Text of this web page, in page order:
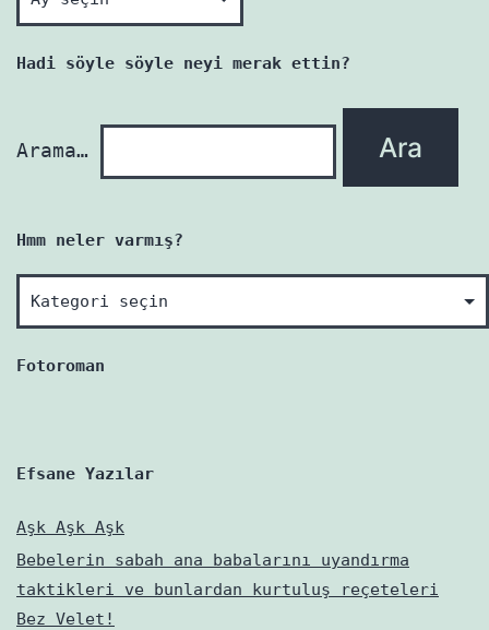
her
yazı
Hadi söyle söyle neyi merak ettin?
Arama…
Hmm neler varmış?
Hmm
neler
varmış?
Fotoroman
Efsane Yazılar
Aşk Aşk Aşk
Bebelerin sabah ana babalarını uyandırma
taktikleri ve bunlardan kurtuluş reçeteleri
Bez Velet!